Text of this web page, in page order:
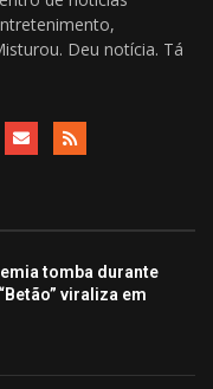
Deu notícia. Tá
tomba durante
viraliza em